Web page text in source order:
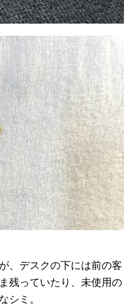
、デスクの下には前の客
残っていたり、未使用の
シミ。